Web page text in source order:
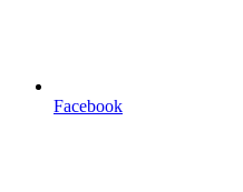
Facebook